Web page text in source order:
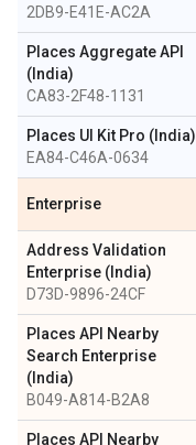
2DB9-E41E-AC2A
Places Aggregate API
(India)
CA83-2F48-1131
Places UI Kit Pro (India)
EA84-C46A-0634
Enterprise
Address Validation
Enterprise (India)
D73D-9896-24CF
Places API Nearby
Search Enterprise
(India)
B049-A814-B2A8
Places API Nearby